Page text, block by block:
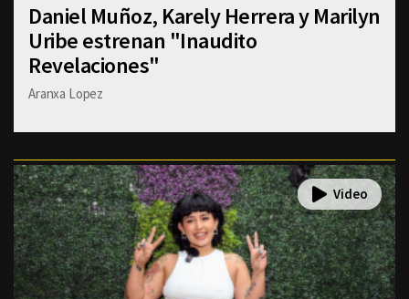
Daniel Muñoz, Karely Herrera y Marilyn
Uribe estrenan "Inaudito
Revelaciones"
Aranxa Lopez